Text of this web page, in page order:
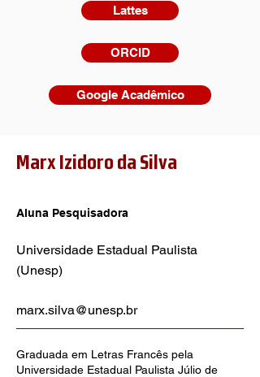
Lattes
ORCID
Google Acadêmico
Marx Izidoro da Silva
Aluna Pesquisadora
Universidade Estadual Paulista
(Unesp)
marx.silva@unesp.br
Graduada em Letras Francês pela
Universidade Estadual Paulista Júlio de